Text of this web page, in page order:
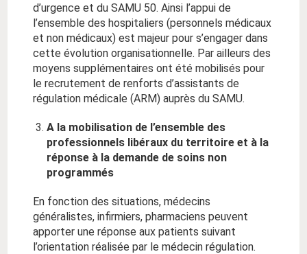
d’urgence et du SAMU 50. Ainsi l’appui de
l’ensemble des hospitaliers (personnels médicaux
et non médicaux) est majeur pour s’engager dans
cette évolution organisationnelle. Par ailleurs des
moyens supplémentaires ont été mobilisés pour
le recrutement de renforts d’assistants de
régulation médicale (ARM) auprès du SAMU.
A la mobilisation de l’ensemble des
professionnels libéraux du territoire et à la
réponse à la demande de soins non
programmés
En fonction des situations, médecins
généralistes, infirmiers, pharmaciens peuvent
apporter une réponse aux patients suivant
l’orientation réalisée par le médecin régulation.